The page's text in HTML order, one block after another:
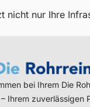
nicht nur Ihre
bei Ihrem Die
Ihrem zuverlässigen